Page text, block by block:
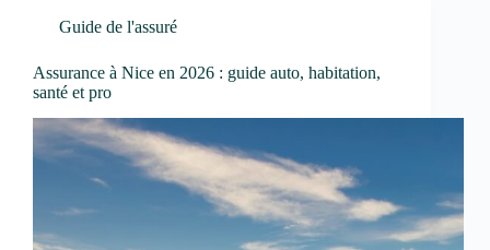
Guide de l'assuré
Assurance à Nice en 2026 : guide auto, habitation,
santé et pro